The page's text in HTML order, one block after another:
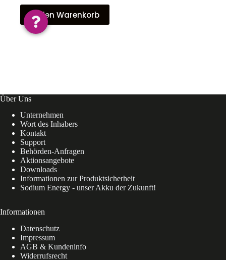
In den Warenkorb
Über Uns
Unternehmen
Wort des Inhabers
Kontakt
Support
Behörden-Anfragen
Aktionsangebote
Downloads
Informationen zur Produktsicherheit
Sodium Energy - unser Akku der Zukunft!
Informationen
Datenschutz
Impressum
AGB & Kundeninfo
Widerrufsrecht